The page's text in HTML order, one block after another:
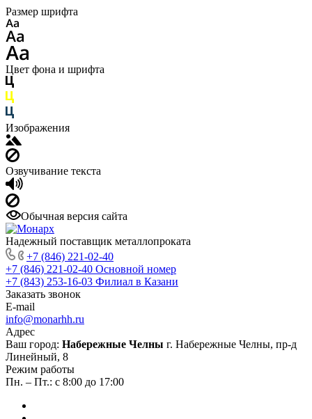
Размер шрифта
Цвет фона и шрифта
Изображения
Озвучивание текста
Обычная версия сайта
Надежный поставщик металлопроката
+7 (846) 221-02-40
+7 (846) 221-02-40 Основной номер
+7 (843) 253-16-03 Филиал в Казани
Заказать звонок
E-mail
info@monarhh.ru
Адрес
Ваш город: Набережные Челны г. Набережные Челны, пр-д
Линейный, 8
Режим работы
Пн. – Пт.: с 8:00 до 17:00